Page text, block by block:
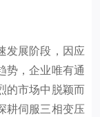
发展阶段，因应
势，企业唯有通
的市场中脱颖而
耕伺服三相变压